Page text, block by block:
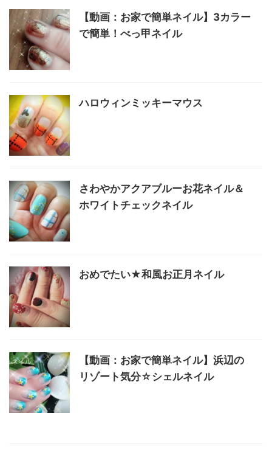
【動画：お家で簡単ネイル】3カラー
で簡単！べっ甲ネイル
ハロウィンミッキーマウス
さわやかアクアブルーお花ネイル＆
ホワイトチェックネイル
おめでたい★和風お正月ネイル
【動画：お家で簡単ネイル】浜辺の
リゾート気分☆シェルネイル